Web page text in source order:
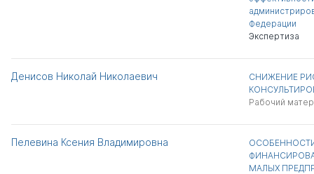
Федерации
Экспертиза
Денисов Николай Николаевич
СНИЖЕНИЕ
Рабочий
Пелевина Ксения Владимировна
МАЛЫХ